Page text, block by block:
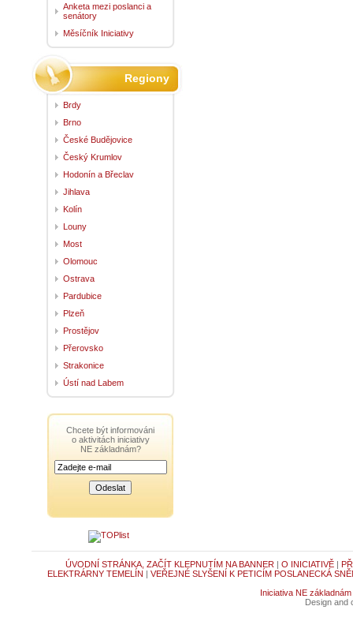
Anketa mezi poslanci a
senátory
Měsíčník Iniciativy
Regiony
Brdy
Brno
České Budějovice
Český Krumlov
Hodonín a Břeclav
Jihlava
Kolín
Louny
Most
Olomouc
Ostrava
Pardubice
Plzeň
Prostějov
Přerovsko
Strakonice
Ústí nad Labem
Chcete být informováni
o aktivitách iniciativy
NE základnám?
ÚVODNÍ STRÁNKA, ZAČÍT KLEPNUTÍM NA BANNER | O INICIATIVĚ|
ELEKTRÁRNY TEMELÍN | VEŘEJNÉ SLYŠENÍ K PETICÍM POSLANECKÁ
Iniciativa NE základnám
Design and